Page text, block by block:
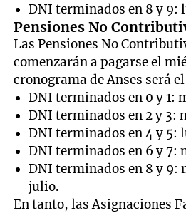
DNI terminados en 8 y 9:
Pensiones No
Las Pensiones No
comenzarán a pagarse el
cronograma de Anses será
DNI terminados en 0 y 1:
DNI terminados en 2 y 3:
DNI terminados en 4 y 5:
DNI terminados en 6 y 7:
DNI terminados en 8 y 9:
julio.
En tanto, las Asignaciones